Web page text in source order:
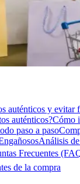
auténticos y evitar
auténticos?Cómo
paso a paso
Análisis
Frecuentes
de la compra